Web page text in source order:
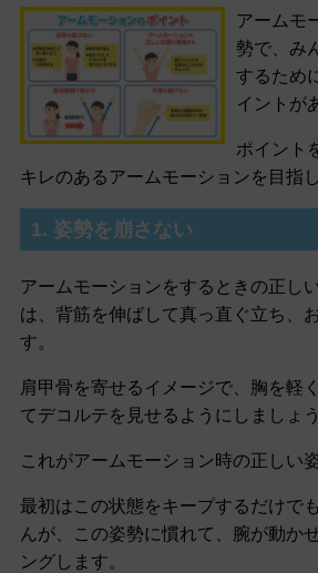
アームモ
勢で、み
するため
イントが
ポイント
キレのあるアームモーションを目指
1. 姿勢を崩さない
アームモーションをするときの正し
は、背筋を伸ばして真っ直ぐ立ち、
す。
肩甲骨を寄せるイメージで、胸を軽
てデコルテを見せるようにしましょう
これがアームモーション時の正しい
最初はこの状態をキープするだけで
んが、この姿勢に慣れて、腕が動か
ングします。